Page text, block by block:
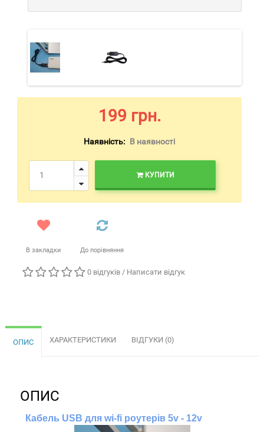
199 грн.
Наявність: В наявності
КУПИТИ
В закладки До порівняння
0 відгуків / Написати відгук
ОПИС ХАРАКТЕРИСТИКИ ВІДГУКИ (0)
ОПИС
Кабель USB для wi-fi роутерів 5v - 12v